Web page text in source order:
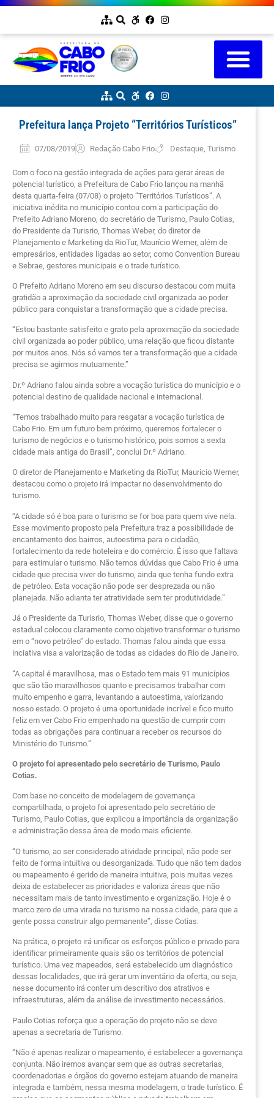
Prefeitura lança Projeto “Territórios Turísticos”
07/08/2019 Redação Cabo Frio Destaque ,Turismo
Com o foco na gestão integrada de ações para gerar áreas de
potencial turístico, a Prefeitura de Cabo Frio lançou na manhã
desta quarta-feira (07/08) o projeto “Territórios Turísticos”. A
iniciativa inédita no município contou com a participação do
Prefeito Adriano Moreno, do secretário de Turismo, Paulo Cotias,
do Presidente da Turisrio, Thomas Weber, do diretor de
Planejamento e Marketing da RioTur, Maurício Werner, além de
empresários, entidades ligadas ao setor, como Convention Bureau
e Sebrae, gestores municipais e o trade turístico.
O Prefeito Adriano Moreno em seu discurso destacou com muita
gratidão a aproximação da sociedade civil organizada ao poder
público para conquistar a transformação que a cidade precisa.
“Estou bastante satisfeito e grato pela aproximação da sociedade
civil organizada ao poder público, uma relação que ficou distante
por muitos anos. Nós só vamos ter a transformação que a cidade
precisa se agirmos mutuamente.”
Dr.º Adriano falou ainda sobre a vocação turística do município e o
potencial destino de qualidade nacional e internacional.
“Temos trabalhado muito para resgatar a vocação turística de
Cabo Frio. Em um futuro bem próximo, queremos fortalecer o
turismo de negócios e o turismo histórico, pois somos a sexta
cidade mais antiga do Brasil”, conclui Dr.º Adriano.
O diretor de Planejamento e Marketing da RioTur, Mauricio Werner,
destacou como o projeto irá impactar no desenvolvimento do
turismo.
“A cidade só é boa para o turismo se for boa para quem vive nela.
Esse movimento proposto pela Prefeitura traz a possibilidade de
encantamento dos bairros, autoestima para o cidadão,
fortalecimento da rede hoteleira e do comércio. É isso que faltava
para estimular o turismo. Não temos dúvidas que Cabo Frio é uma
cidade que precisa viver do turismo, ainda que tenha fundo extra
de petróleo. Esta vocação não pode ser desprezada ou não
planejada. Não adianta ter atratividade sem ter produtividade.”
Já o Presidente da Turisrio, Thomas Weber, disse que o governo
estadual colocou claramente como objetivo transformar o turismo
em o “novo petróleo” do estado. Thomas falou ainda que essa
inciativa visa a valorização de todas as cidades do Rio de Janeiro.
“A capital é maravilhosa, mas o Estado tem mais 91 municípios
que são tão maravilhosos quanto e precisamos trabalhar com
muito empenho e garra, levantando a autoestima, valorizando
nosso estado. O projeto é uma oportunidade incrível e fico muito
feliz em ver Cabo Frio empenhado na questão de cumprir com
todas as obrigações para continuar a receber os recursos do
Ministério do Turismo.”
O projeto foi apresentado pelo secretário de Turismo, Paulo
Cotias.
Com base no conceito de modelagem de governança
compartilhada, o projeto foi apresentado pelo secretário de
Turismo, Paulo Cotias, que explicou a importância da organização
e administração dessa área de modo mais eficiente.
“O turismo, ao ser considerado atividade principal, não pode ser
feito de forma intuitiva ou desorganizada. Tudo que não tem dados
ou mapeamento é gerido de maneira intuitiva, pois muitas vezes
deixa de estabelecer as prioridades e valoriza áreas que não
necessitam mais de tanto investimento e organização. Hoje é o
marco zero de uma virada no turismo na nossa cidade, para que a
gente possa construir algo permanente”, disse Cotias.
Na prática, o projeto irá unificar os esforços público e privado para
identificar primeiramente quais são os territórios de potencial
turístico. Uma vez mapeados, será estabelecido um diagnóstico
dessas localidades, que irá gerar um inventário da oferta, ou seja,
nesse documento irá conter um descritivo dos atrativos e
infraestruturas, além da análise de investimento necessários.
Paulo Cotias reforça que a operação do projeto não se deve
apenas a secretaria de Turismo.
“Não é apenas realizar o mapeamento, é estabelecer a governança
conjunta. Não iremos avançar sem que as outras secretarias,
coordenadorias e órgãos do governo estejam atuando de maneira
integrada e também, nessa mesma modelagem, o trade turístico. É